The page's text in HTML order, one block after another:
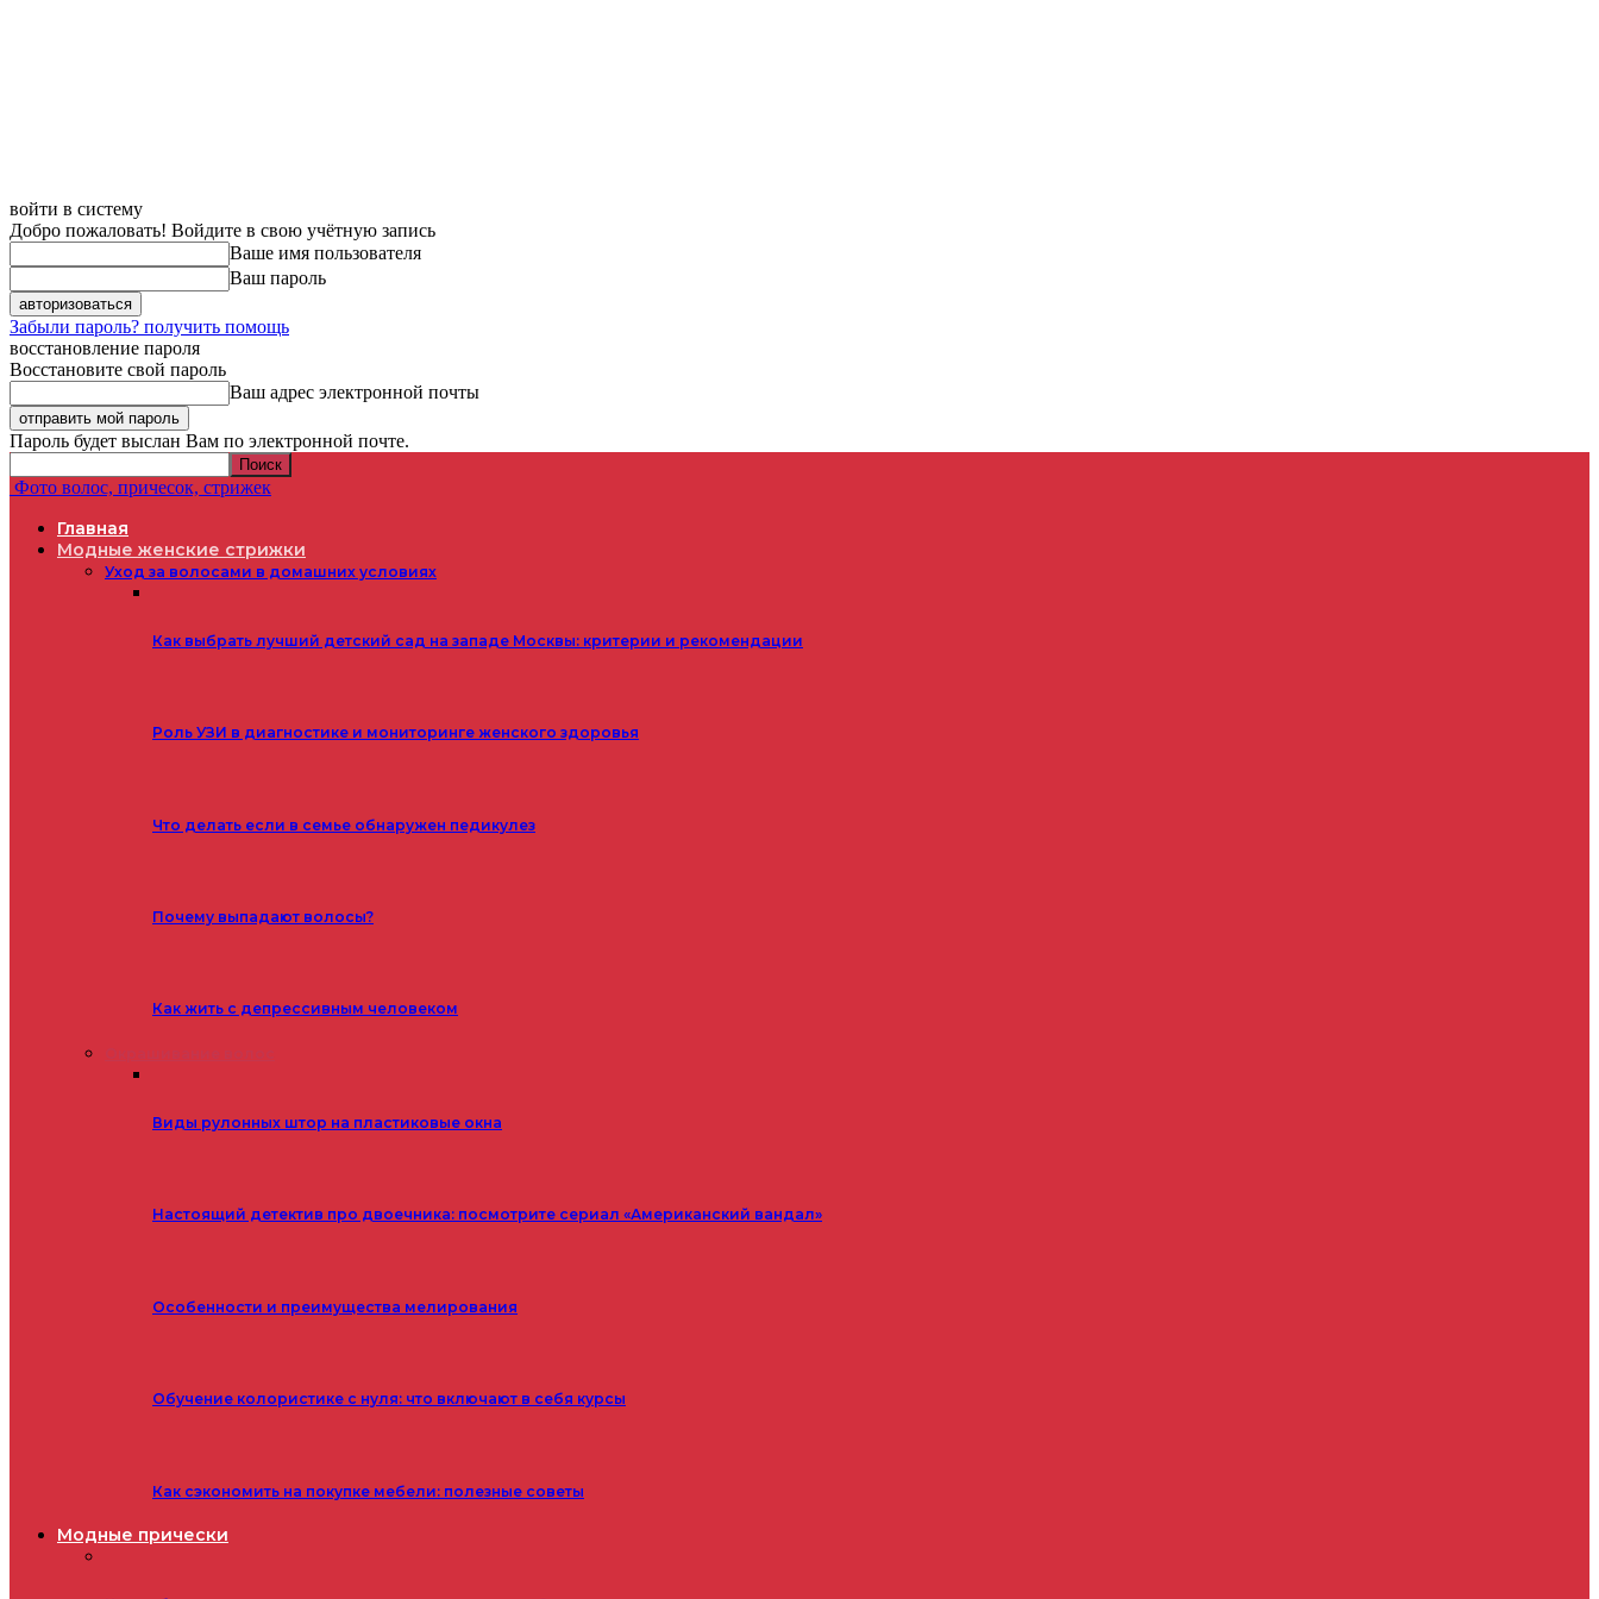
войти в систему
Добро пожаловать! Войдите в свою учётную запись
Ваше имя пользователя
Ваш пароль
Забыли пароль? получить помощь
восстановление пароля
Восстановите свой пароль
Ваш адрес электронной почты
Пароль будет выслан Вам по электронной почте.
Фото волос, причесок, стрижек
Главная
Модные женские стрижки
Уход за волосами в домашних условиях
Как выбрать лучший детский сад на западе Москвы: критерии и рекомендации
Роль УЗИ в диагностике и мониторинге женского здоровья
Что делать если в семье обнаружен педикулез
Почему выпадают волосы?
Как жить с депрессивным человеком
Виды рулонных штор на пластиковые окна
Настоящий детектив про двоечника: посмотрите сериал «Американский вандал»
Особенности и преимущества мелирования
Обучение колористике с нуля: что включают в себя курсы
Как сэкономить на покупке мебели: полезные советы
Модные прически